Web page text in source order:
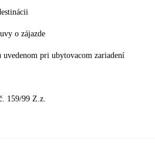
o zájazde
uvedenom pri ubytovacom zariadení
159/99 Z.z.